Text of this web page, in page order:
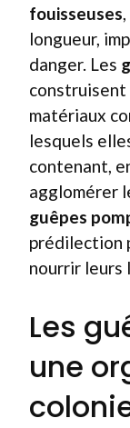
fouisseuses
longueur,
danger. Les
matériaux
lesquels
contenant,
agglomérer
guêpes
prédilection
nourrir leurs
Les
une